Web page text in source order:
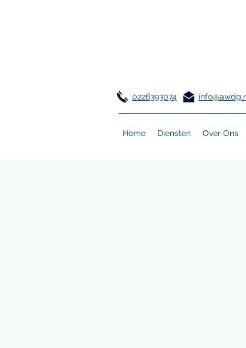
0226393074
Home Diensten Over Ons